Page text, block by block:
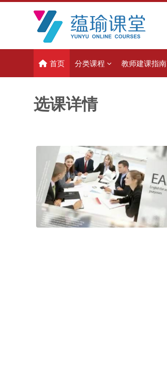
首页 分类课程 教师建课指南
选课详情